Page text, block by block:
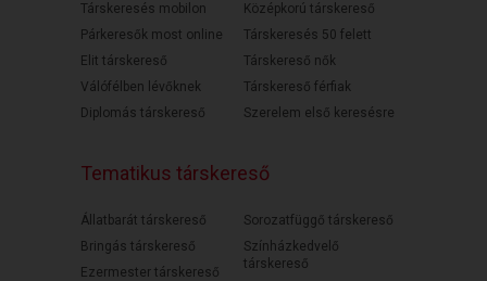
Társkeresés mobilon
Párkeresők most online
Elit társkereső
Válófélben lévőknek
Diplomás társkereső
Középkorú társkereső
Társkeresés 50 felett
Társkereső nők
Társkereső férfiak
Szerelem első keresésre
Tematikus társkereső
Állatbarát társkereső
Bringás társkereső
Ezermester társkereső
Sorozatfüggő társkereső
Színházkedvelő
társkereső